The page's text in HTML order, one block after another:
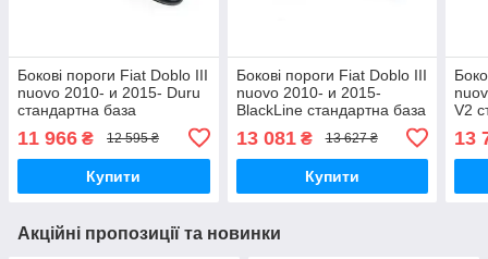
Бокові пороги Fiat Doblo III
nuovo 2010- и 2015- Duru
стандартна база
11 966 ₴ 12 595 ₴
Купити
Бокові пороги Fiat Doblo III
nuovo 2010- и 2015-
BlackLine стандартна база
13 081₴ 13 627 ₴
Купити
V2
13
Акційні пропозиції та новинки